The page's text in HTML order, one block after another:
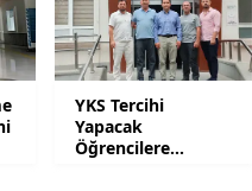
Niğde
Ordu
Rize
YKS Tercihi
Yapacak
Öğrencilere